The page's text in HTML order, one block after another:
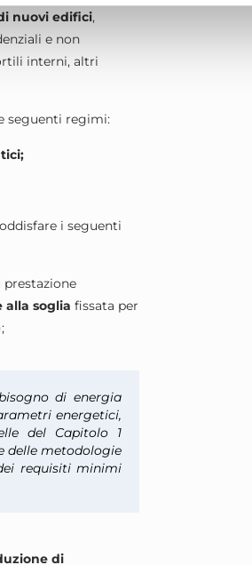
nuovi edifici,
e non
interni, altri
seguenti regimi:
i seguenti
prestazione
alla soglia fissata per
di energia
energetici,
del Capitolo 1
delle metodologie
requisiti minimi
di